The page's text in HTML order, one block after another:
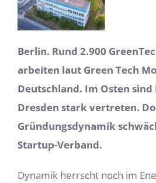
Berlin. Rund 2.900
arbeiten laut Green Tech
Deutschland. Im Osten
Dresden stark vertreten.
Gründungsdynamik
Startup-Verband.
Dynamik herrscht noch im